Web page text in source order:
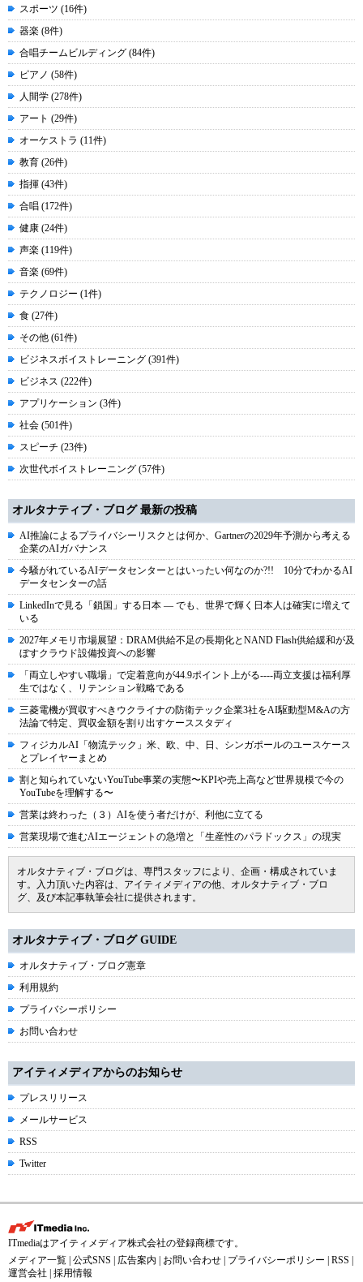
スポーツ (16件)
器楽 (8件)
合唱チームビルディング (84件)
ピアノ (58件)
人間学 (278件)
アート (29件)
オーケストラ (11件)
教育 (26件)
指揮 (43件)
合唱 (172件)
健康 (24件)
声楽 (119件)
音楽 (69件)
テクノロジー (1件)
食 (27件)
その他 (61件)
ビジネスボイストレーニング (391件)
ビジネス (222件)
アプリケーション (3件)
社会 (501件)
スピーチ (23件)
次世代ボイストレーニング (57件)
オルタナティブ・ブログ 最新の投稿
AI推論によるプライバシーリスクとは何か、Gartnerの2029年予測から考える
企業のAIガバナンス
今騒がれているAIデータセンターとはいったい何なのか?!! 10分でわかるAI
データセンターの話
LinkedInで見る「鎖国」する日本 ― でも、世界で輝く日本人は確実に増えて
いる
2027年メモリ市場展望：DRAM供給不足の長期化とNAND Flash供給緩和が及
ぼすクラウド設備投資への影響
「両立しやすい職場」で定着意向が44.9ポイント上がる----両立支援は福利厚
生ではなく、リテンション戦略である
三菱電機が買収すべきウクライナの防衛テック企業3社をAI駆動型M&Aの方
法論で特定、買収金額を割り出すケーススタディ
フィジカルAI「物流テック」米、欧、中、日、シンガポールのユースケース
とプレイヤーまとめ
割と知られていないYouTube事業の実態〜KPIや売上高など世界規模で今の
YouTubeを理解する〜
営業は終わった（３）AIを使う者だけが、利他に立てる
営業現場で進むAIエージェントの急増と「生産性のパラドックス」の現実
オルタナティブ・ブログは、専門スタッフにより、企画・構成されていま
す。入力頂いた内容は、アイティメディアの他、オルタナティブ・ブロ
グ、及び本記事執筆会社に提供されます。
オルタナティブ・ブログ GUIDE
オルタナティブ・ブログ憲章
利用規約
プライバシーポリシー
お問い合わせ
アイティメディアからのお知らせ
プレスリリース
メールサービス
RSS
Twitter
ITmediaはアイティメディア株式会社の登録商標です。
メディア一覧 公式SNS 広告案内 お問い合わせ プライバシーポリシー RSS
運営会社
採用情報